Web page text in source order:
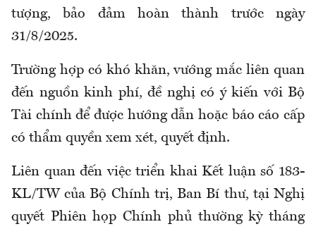
tượng, bảo đảm hoàn thành trước ngày
31/8/2025.
Trường hợp có khó khăn, vướng mắc liên quan
đến nguồn kinh phí, đề nghị có ý kiến với Bộ
Tài chính để được hướng dẫn hoặc báo cáo cấp
có thẩm quyền xem xét, quyết định.
Liên quan đến việc triển khai Kết luận số 183-
KL/TW của Bộ Chính trị, Ban Bí thư, tại Nghị
quyết Phiên họp Chính phủ thường kỳ tháng